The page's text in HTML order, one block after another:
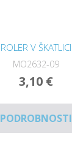
ROLER V ŠKATLICI
MO2632-09
3,10 €
PODROBNOSTI